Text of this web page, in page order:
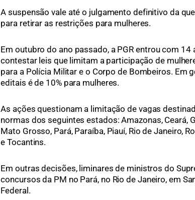
A suspensão vale até o julgamento definitivo da
para retirar as restrições para mulheres.
Em outubro do ano passado, a PGR entrou com 14
contestar leis que limitam a participação de
para a Polícia Militar e o Corpo de Bombeiros. Em
editais é de 10% para mulheres.
As ações questionam a limitação de vagas
normas dos seguintes estados: Amazonas, Ceará,
Mato Grosso, Pará, Paraíba, Piauí, Rio de Janeiro,
e Tocantins.
Em outras decisões, liminares de ministros do
concursos da PM no Pará, no Rio de Janeiro, em
Federal.